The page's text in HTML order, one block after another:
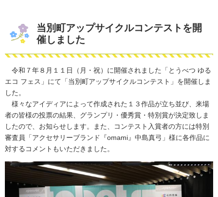
当別町アップサイクルコンテストを開
催しました
令和７年８月１１日（月・祝）に開催されました「とうべつ ゆる
エコ フェス」にて「当別町アップサイクルコンテスト」を開催しま
した。
様々なアイディアによって作成された１３作品が立ち並び、来場
者の皆様の投票の結果、グランプリ・優秀賞・特別賞が決定致しま
したので、お知らせします。また、コンテスト入賞者の方には特別
審査員「アクセサリーブランド『omami』中島真弓」様に各作品に
対するコメントもいただきました。